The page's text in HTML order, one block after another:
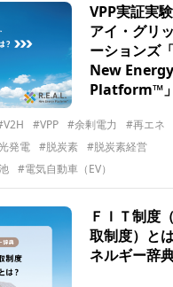
VPP実証実
アイ・グリ
ーションズ
New Energy
Platform™」
#VPP #余剰電力
#再エネ
発電
#脱炭素
#脱炭素経営
#電気自動車（EV）
ＦＩＴ制度
取制度）と
ネルギー辞典